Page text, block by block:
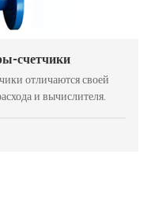
счетчики
отличаются своей
и вычислителя.